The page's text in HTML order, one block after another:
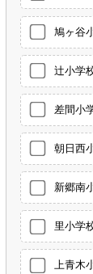
鳩ヶ谷
辻小学
差間小
朝日西
新郷南
里小学
上青木